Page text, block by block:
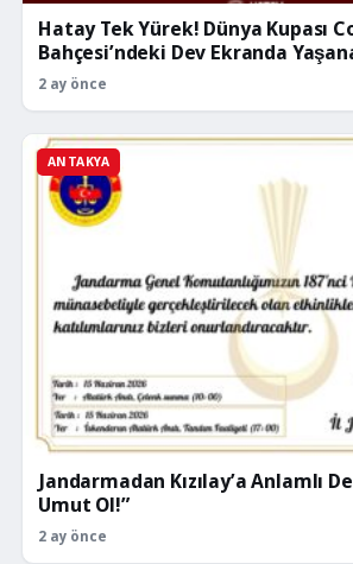
Hatay Tek Yürek! Dünya Kupası
Bahçesi’ndeki Dev Ekranda
2 ay önce
ANTAKYA
Jandarmadan Kızılay’a Anlamlı
Umut Ol!”
2 ay önce